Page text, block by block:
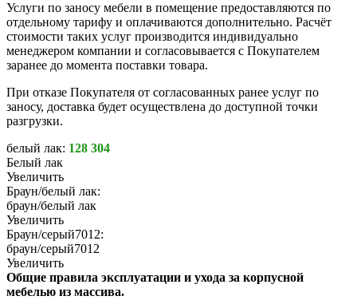
Услуги по заносу мебели в помещение предоставляются по
отдельному тарифу и оплачиваются дополнительно. Расчёт
стоимости таких услуг производится индивидуально
менеджером компании и согласовывается с Покупателем
заранее до момента поставки товара.
При отказе Покупателя от согласованных ранее услуг по
заносу, доставка будет осуществлена до доступной точки
разгрузки.
белый лак: 128 304
Белый лак
Увеличить
Браун/белый лак:
браун/белый лак
Увеличить
Браун/серый7012:
браун/серый7012
Увеличить
Общие правила эксплуатации и ухода за корпусной
мебелью из массива.